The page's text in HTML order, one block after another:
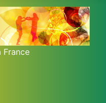
France